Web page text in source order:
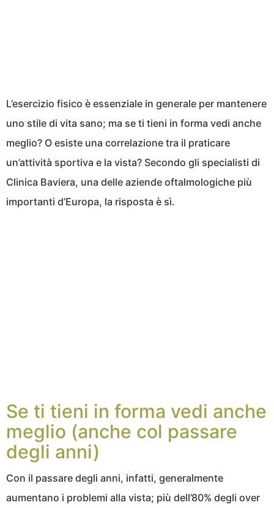
L’esercizio fisico è essenziale in generale per mantenere
uno stile di vita sano; ma se ti tieni in forma vedi anche
meglio? O esiste una correlazione tra il praticare
un’attività sportiva e la vista? Secondo gli specialisti di
Clinica Baviera, una delle aziende oftalmologiche più
importanti d’Europa, la risposta è sì.
Se ti tieni in forma vedi anche
meglio (anche col passare
degli anni)
Con il passare degli anni, infatti, generalmente
aumentano i problemi alla vista; più dell’80% degli over